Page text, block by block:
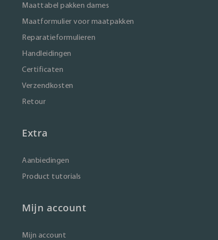
Maattabel pakken dames
Maatformulier voor maatpakken
Reparatieformulieren
Handleidingen
Certificaten
Verzendkosten
Retour
Extra
Aanbiedingen
Product tutorials
Mijn account
Mijn account